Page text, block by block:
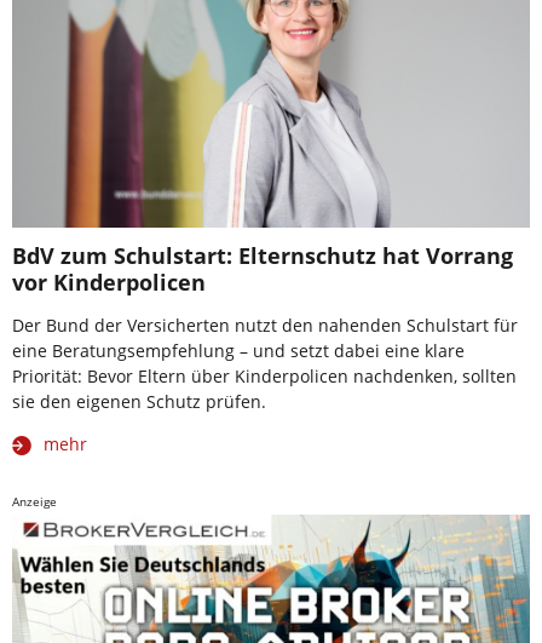
BdV zum Schulstart: Elternschutz hat Vorrang
vor Kinderpolicen
Der Bund der Versicherten nutzt den nahenden Schulstart für
eine Beratungsempfehlung – und setzt dabei eine klare
Priorität: Bevor Eltern über Kinderpolicen nachdenken, sollten
sie den eigenen Schutz prüfen.
mehr
Anzeige